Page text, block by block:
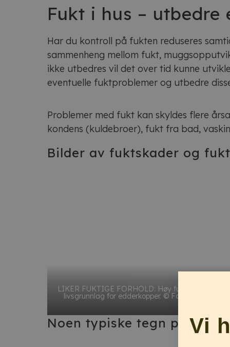
Fukt i hus –
Har du kontroll på fukten reduseres
sammenheng mellom fukt,
ikke utbedres vil det over tid kunne
eventuelle fuktproblemer og utbedre
Problemer med fukt kan skyldes flere
kondens (kuldebroer), fukt fra bad,
Bilder av fuktskader og
LIKER FUKTIGE FORHOLD: Høy fuktighet og godt
livsgrunnlag for edderkopper. © Foto: Effecta AS
Noen typiske tegn påVi